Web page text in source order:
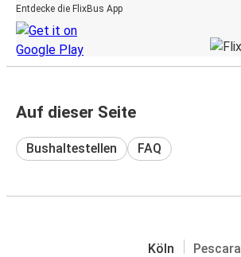
Entdecke die FlixBus App
Auf dieser Seite
Bushaltestellen FAQ
Köln Pescara